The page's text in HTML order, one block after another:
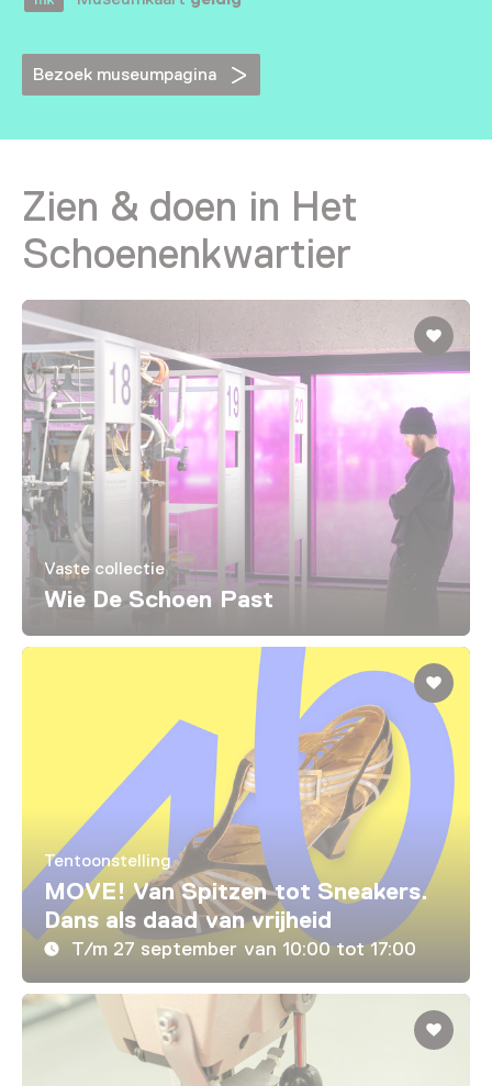
Bezoek museumpagina
Zien & doen in Het
Schoenenkwartier
Vaste collectie
Wie De Schoen Past
Tentoonstelling
MOVE! Van Spitzen tot Sneakers.
Dans als daad van vrijheid
T/m 27 september van 10:00 tot 17:00